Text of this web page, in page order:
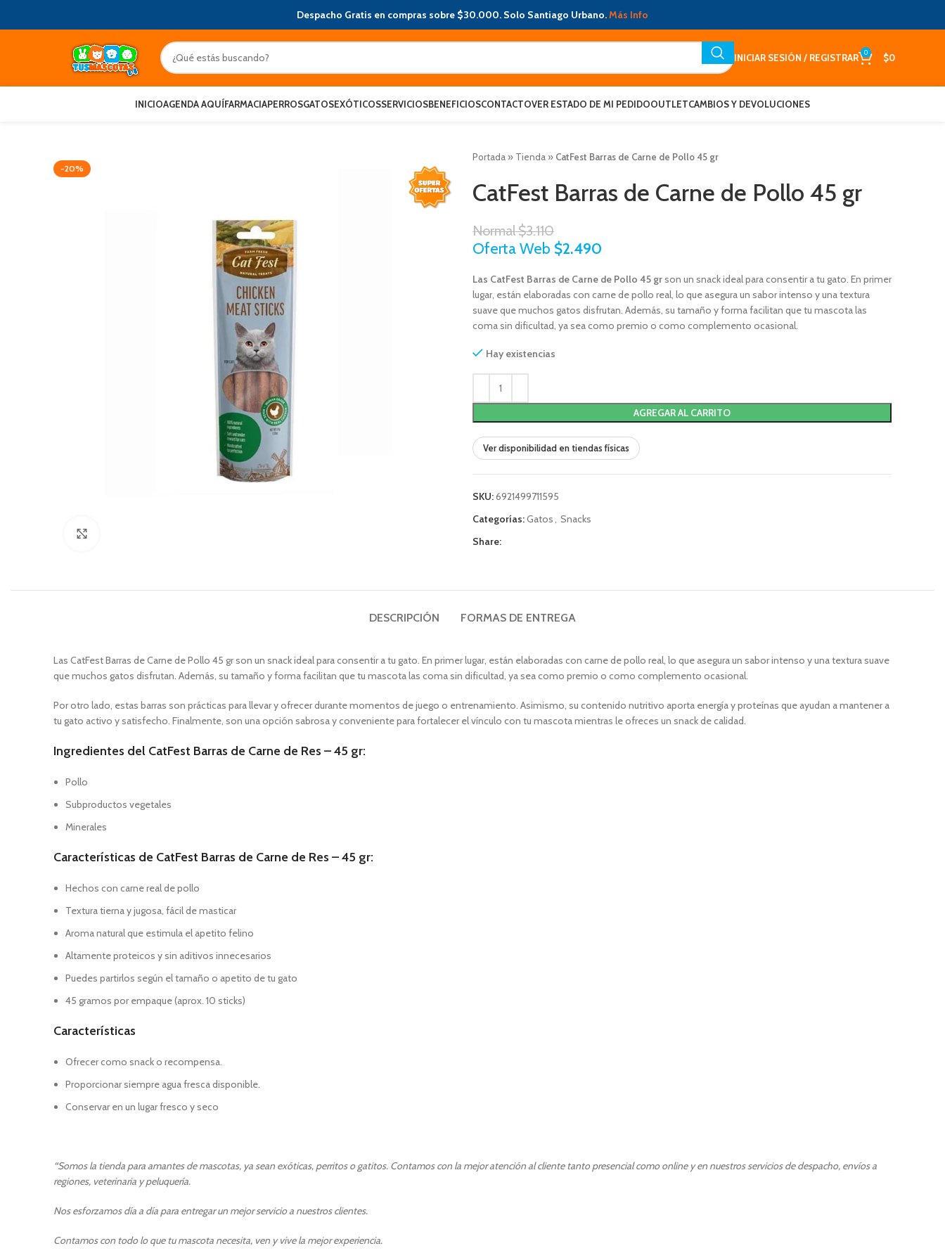
Despacho Gratis en compras sobre $30.000. Solo Santiago Urbano.Más Info
INICIAR SESIÓN / REGISTRAR 0 $0
INICIOAGENDA AQUÍFARMACIAPERROSGATOSEXÓTICOSSERVICIOSBENEFICIOSCONTACTOVER ESTADO DE MI PEDIDOOUTLETCAMBIOS Y DEVOLUCIONES
-20%
Portada » Tienda » CatFest Barras de Carne de Pollo 45 gr
CatFest Barras de Carne de Pollo 45 gr
Normal$3.110
Oferta Web $2.490
Las CatFest Barras de Carne de Pollo 45 grson un snack ideal para consentir a tu gato. En primer
lugar, están elaboradas con carne de pollo real, lo que asegura un sabor intenso y una textura
suave que muchos gatos disfrutan. Además, su tamaño y forma facilitan que tu mascota las
coma sin dificultad, ya sea como premio o como complemento ocasional.
Hay existencias
AGREGAR AL CARRITO
Ver disponibilidad en tiendas físicas
SKU:6921499711595
Categorías:Gatos, Snacks
Share:
DESCRIPCIÓN FORMAS DE ENTREGA
Las CatFest Barras de Carne de Pollo 45 gr son un snack ideal para consentir a tu gato. En primer lugar, están elaboradas con carne de pollo real, lo que asegura un sabor intenso y una textura suave
que muchos gatos disfrutan. Además, su tamaño y forma facilitan que tu mascota las coma sin dificultad, ya sea como premio o como complemento ocasional.
Por otro lado, estas barras son prácticas para llevar y ofrecer durante momentos de juego o entrenamiento. Asimismo, su contenido nutritivo aporta energía y proteínas que ayudan a mantener a
tu gato activo y satisfecho. Finalmente, son una opción sabrosa y conveniente para fortalecer el vínculo con tu mascota mientras le ofreces un snack de calidad.
Ingredientes del CatFest Barras de Carne de Res – 45 gr:
Pollo
Subproductos vegetales
Minerales
Características de CatFest Barras de Carne de Res – 45 gr:
Hechos con carne real de pollo
Textura tierna y jugosa, fácil de masticar
Aroma natural que estimula el apetito felino
Altamente proteicos y sin aditivos innecesarios
Puedes partirlos según el tamaño o apetito de tu gato
45 gramos por empaque (aprox. 10 sticks)
Características
Ofrecer como snack o recompensa.
Proporcionar siempre agua fresca disponible.
Conservar en un lugar fresco y seco
“Somos la tienda para amantes de mascotas, ya sean exóticas, perritos o gatitos. Contamos con la mejor atención al cliente tanto presencial como online y en nuestros servicios de despacho, envíos a
regiones, veterinaria y peluquería.
Nos esforzamos día a día para entregar un mejor servicio a nuestros clientes.
Contamos con todo lo que tu mascota necesita, ven y vive la mejor experiencia.